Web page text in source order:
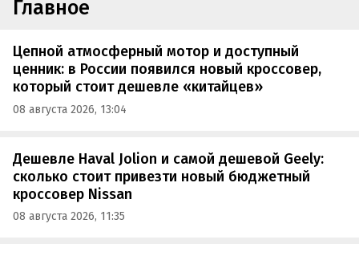
Главное
Цепной атмосферный мотор и доступный
ценник: в России появился новый кроссовер,
который стоит дешевле «китайцев»
08 августа 2026, 13:04
Дешевле Haval Jolion и самой дешевой Geely:
сколько стоит привезти новый бюджетный
кроссовер Nissan
08 августа 2026, 11:35